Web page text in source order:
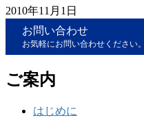
2010年11月1日
お問い合わせ
お気軽にお問い合わせください。
ご案内
はじめに